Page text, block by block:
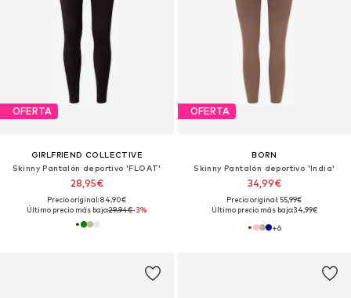
OFERTA
GIRLFRIEND COLLECTIVE
Skinny Pantalón deportivo 'FLOAT'
28,95€
Precio original: 84,90€
Último precio más bajo:29,94€-3%
OFERTA
BORN
Skinny Pantalón deportivo 'India'
34,99€
Precio original: 55,99€
Último precio más bajo:34,99€
+6